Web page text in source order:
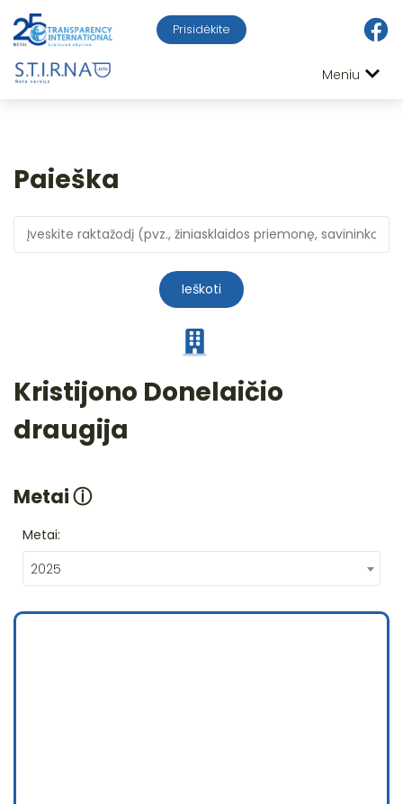
Prisidėkite
Meniu
Paieška
Ieškoti
Kristijono Donelaičio
draugija
Metaiⓘ
Metai:
2025